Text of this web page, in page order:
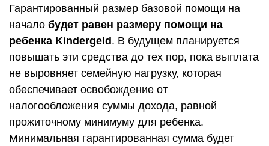
Гарантированный размер базовой помощи на
начало будет равен размеру помощи на
ребенка Kindergeld. В будущем планируется
повышать эти средства до тех пор, пока выплата
не выровняет семейную нагрузку, которая
обеспечивает освобождение от
налогообложения суммы дохода, равной
прожиточному минимуму для ребенка.
Минимальная гарантированная сумма будет